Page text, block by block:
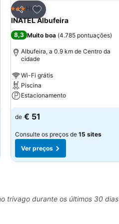
Partilhar
Adicionar aos favoritos
3 Estrelas
Hotel
INATEL Albufeira
8,3 Muito boa (4.785 pontuações)
Albufeira, a 0.9 km de Centro da
cidade
Wi-Fi grátis
Piscina
Estacionamento
de € 51
Consulte os preços de 15 sites
Ver preços
trivago durante os últimos 30 dias